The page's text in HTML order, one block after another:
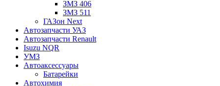
ЗМЗ 406
ЗМЗ 511
ГАЗон Next
Автозапчасти УАЗ
Автозапчасти Renault
Isuzu NQR
УМЗ
Автоаксессуары
Батарейки
Автохимия